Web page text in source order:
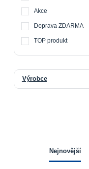
Akce
Doprava ZDARMA
TOP produkt
Výrobce
Nejnovější